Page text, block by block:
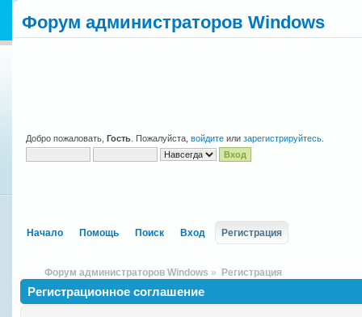
Форум администраторов Windows
Добро пожаловать, Гость . Пожалуйста, войдите или зарегистрируйтесь
Начало Помощь Поиск Вход Регистрация
Форум администраторов Windows » Регистрация
Регистрационное соглашение